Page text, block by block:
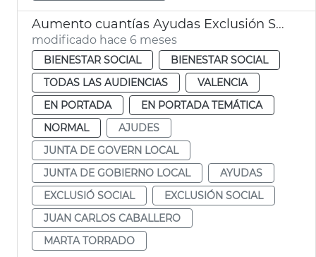
Aumento cuantías Ayudas Exclusión Social València
modificado hace 6 meses
BIENESTAR SOCIAL
BIENESTAR SOCIAL
TODAS LAS AUDIENCIAS
VALENCIA
EN PORTADA
EN PORTADA TEMÁTICA
NORMAL
AJUDES
JUNTA DE GOVERN LOCAL
JUNTA DE GOBIERNO LOCAL
AYUDAS
EXCLUSIÓ SOCIAL
EXCLUSIÓN SOCIAL
JUAN CARLOS CABALLERO
MARTA TORRADO